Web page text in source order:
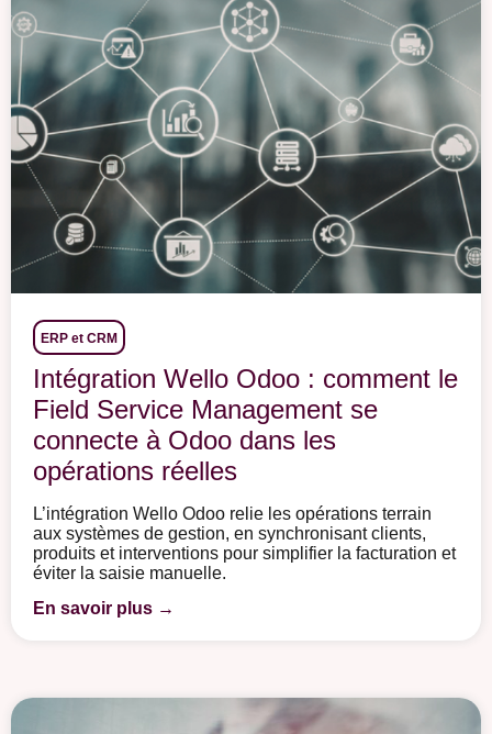
ERP et CRM
Intégration Wello Odoo : comment le
Field Service Management se
connecte à Odoo dans les
opérations réelles
L’intégration Wello Odoo relie les opérations terrain
aux systèmes de gestion, en synchronisant clients,
produits et interventions pour simplifier la facturation et
éviter la saisie manuelle.
En savoir plus →